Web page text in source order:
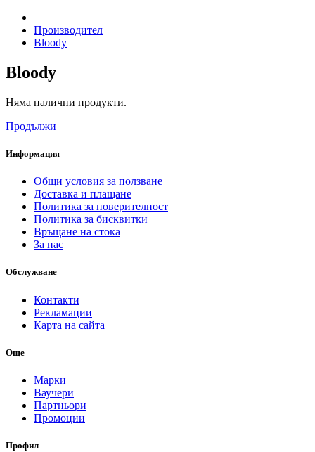
Производител
Bloody
Bloody
Няма налични продукти.
Продължи
Информация
Общи условия за ползване
Доставка и плащане
Политика за поверителност
Политика за бисквитки
Връщане на стока
За нас
Обслужване
Контакти
Рекламации
Карта на сайта
Още
Марки
Ваучери
Партньори
Промоции
Профил